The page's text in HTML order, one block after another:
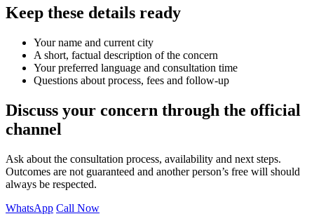
Keep these details ready
Your name and current city
A short, factual description of the concern
Your preferred language and consultation time
Questions about process, fees and follow-up
Discuss your concern through the official
channel
Ask about the consultation process, availability and next steps.
Outcomes are not guaranteed and another person’s free will should
always be respected.
WhatsApp Call Now